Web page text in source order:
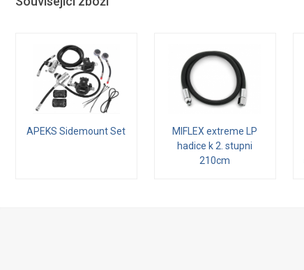
APEKS Sidemount Set
MIFLEX extreme LP
hadice k 2. stupni
210cm